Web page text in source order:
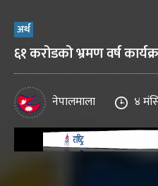
अर्थ
६१ करोडको भ्रमण वर्ष
नेपालमाला ४